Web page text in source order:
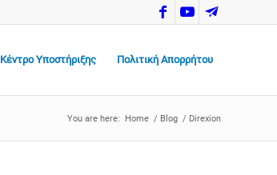
Κέντρο Υποστήριξης Πολιτική Απορρήτου
You are here: Home / Blog / Direxion